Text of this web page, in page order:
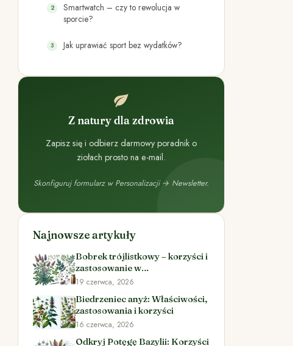
Smartwatch – czy to rewolucja w
sporcie?
Jak uprawiać sport bez wydatków?
Z natury dla zdrowia
Zapisz się i odbierz darmowy poradnik o
ziołach prosto na e-mail.
Skonfiguruj formularz w Personalizacji → Newsletter.
Najnowsze artykuły
Bobrek trójlistkowy – korzyści i
zastosowanie w
ziołolecznictwie
19 czerwca, 2026
Biedrzeniec anyż: Właściwości,
zastosowania i korzyści
16 czerwca, 2026
Odkryj Potęgę Bazylii: Korzyści